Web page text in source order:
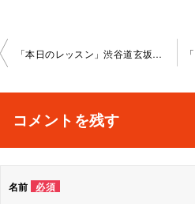
投
ビ
「本日のレッスン」渋谷道玄坂教室2023-03-30-­no0037-­1086
コメントを残す
名前 必須